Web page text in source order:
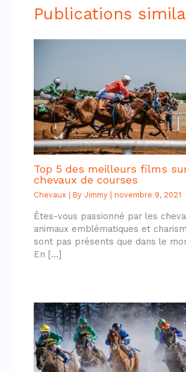
Publications
Top 5 des meilleurs films
chevaux de courses
Chevaux | ByJimmy novembre 9, 2021
Êtes-vous passionné par les
animaux emblématiques et
sont pas présents que dans le
En […]